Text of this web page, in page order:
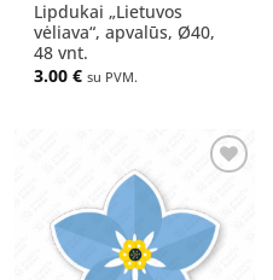
Lipdukai „Lietuvos
vėliava“, apvalūs, Ø40,
48 vnt.
3.00€ su PVM.
sąrašą